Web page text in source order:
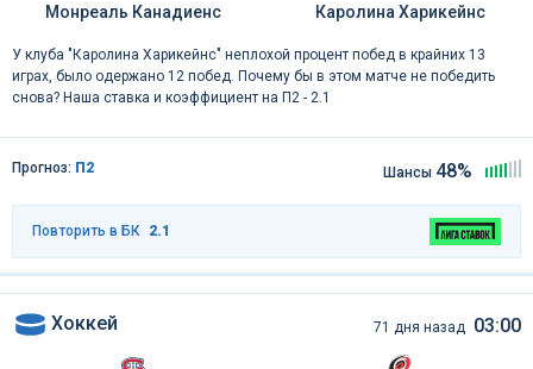
Монреаль Канадиенс Каролина Харикейнс
У клуба "Каролина Харикейнс" неплохой процент побед в крайних 13
играх, было одержано 12 побед. Почему бы в этом матче не победить
снова? Наша ставка и коэффициент на П2 - 2.1
Прогноз: П2 Шансы 48%
Повторить в БК 2.1
Хоккей 71 дня назад 03:00